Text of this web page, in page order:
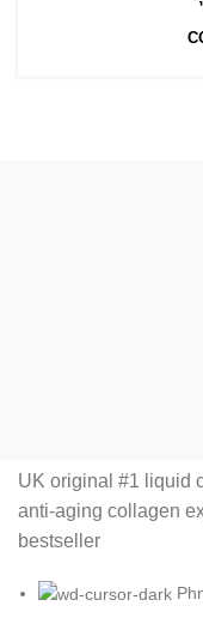
UK original #1 liquid
anti-aging collagen
bestseller